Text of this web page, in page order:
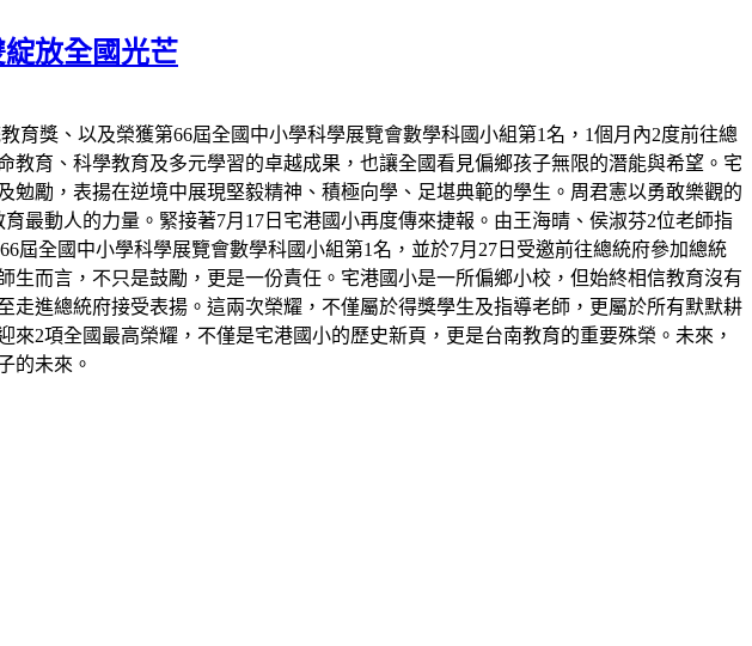
放全國光芒
育獎、以及榮獲第66屆全國中小學科學展覽會數學科國小組第1名，1個月內2度前往總
育、科學教育及多元學習的卓越成果，也讓全國看見偏鄉孩子無限的潛能與希望。宅
勵，表揚在逆境中展現堅毅精神、積極向學、足堪典範的學生。周君憲以勇敢樂觀的
最動人的力量。緊接著7月17日宅港國小再度傳來捷報。由王海晴、侯淑芬2位老師指
屆全國中小學科學展覽會數學科國小組第1名，並於7月27日受邀前往總統府參加總統
而言，不只是鼓勵，更是一份責任。宅港國小是一所偏鄉小校，但始終相信教育沒有
進總統府接受表揚。這兩次榮耀，不僅屬於得獎學生及指導老師，更屬於所有默默耕
2項全國最高榮耀，不僅是宅港國小的歷史新頁，更是台南教育的重要殊榮。未來，
的未來。